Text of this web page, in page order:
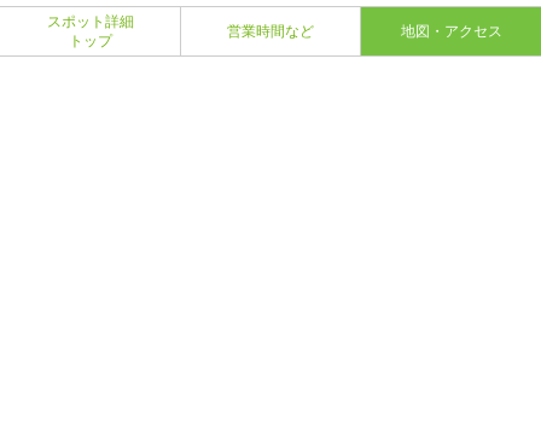
スポット詳細
トップ
営業時間など 地図・アクセス